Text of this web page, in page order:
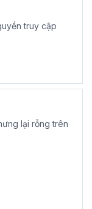
truy cập
lại rỗng trên